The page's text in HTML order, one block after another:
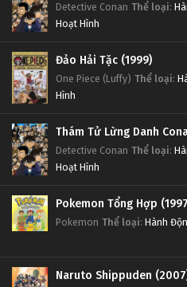
Detective Conan Thể loại:
Hoạt Hình
Đảo Hải Tặc (1999)
One Piece (Luffy) Thể loại:
Hình
Thám Tử Lừng Danh
Detective Conan Thể loại:
Hoạt Hình
Pokemon Tổng Hợp
Pokemon Thể loại: Hành
Naruto Shippuden